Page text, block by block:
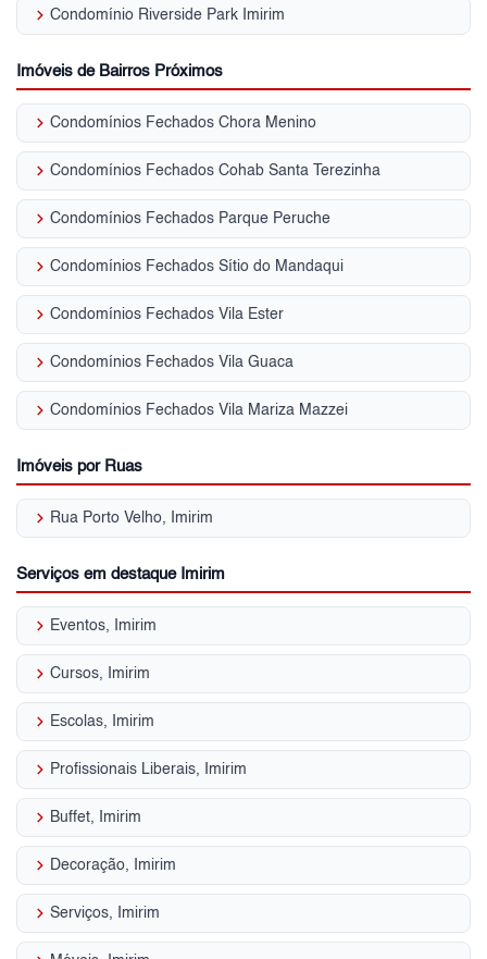
keyboard_arrow_right Condomínio Riverside Park Imirim
Imóveis de Bairros Próximos
keyboard_arrow_right Condomínios Fechados Chora Menino
keyboard_arrow_right Condomínios Fechados Cohab Santa Terezinha
keyboard_arrow_right Condomínios Fechados Parque Peruche
keyboard_arrow_right Condomínios Fechados Sítio do Mandaqui
keyboard_arrow_right Condomínios Fechados Vila Ester
keyboard_arrow_right Condomínios Fechados Vila Guaca
keyboard_arrow_right Condomínios Fechados Vila Mariza Mazzei
Imóveis por Ruas
keyboard_arrow_right Rua Porto Velho, Imirim
Serviços em destaque Imirim
keyboard_arrow_right Eventos, Imirim
keyboard_arrow_right Cursos, Imirim
keyboard_arrow_right Escolas, Imirim
keyboard_arrow_right Profissionais Liberais, Imirim
keyboard_arrow_right Buffet, Imirim
keyboard_arrow_right Decoração, Imirim
keyboard_arrow_right Serviços, Imirim